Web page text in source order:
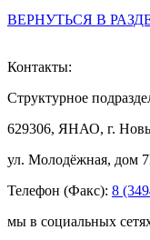
ВЕРНУТЬСЯ В
Контакты:
Структурное
629306, ЯНАО, г.
ул. Молодёжная, дом
Телефон (Факс): 8
мы в социальных